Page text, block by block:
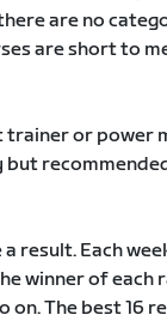
are no
are short to
trainer or power
result. Each
winner of each
on. The best 16